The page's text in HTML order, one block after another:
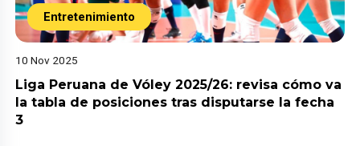
Entretenimiento
10 Nov 2025
Liga Peruana de Vóley 2025/26: revisa cómo va
la tabla de posiciones tras disputarse la fecha
3